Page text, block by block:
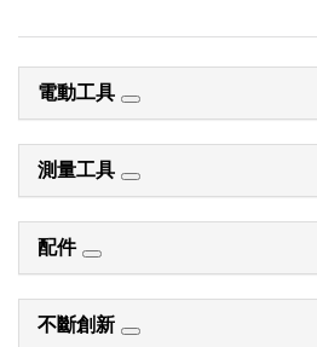
電動工具
測量工具
配件
不斷創新